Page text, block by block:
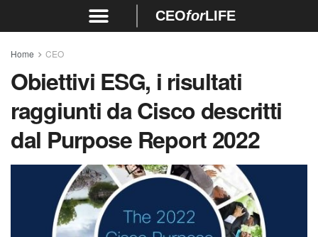
CEOforLIFE
Home CEO
Obiettivi ESG, i risultati
raggiunti da Cisco descritti
dal Purpose Report 2022